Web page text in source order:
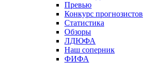
Превью
Конкурс прогнозистов
Статистика
Обзоры
ЛДЮФА
Наш соперник
ФИФА